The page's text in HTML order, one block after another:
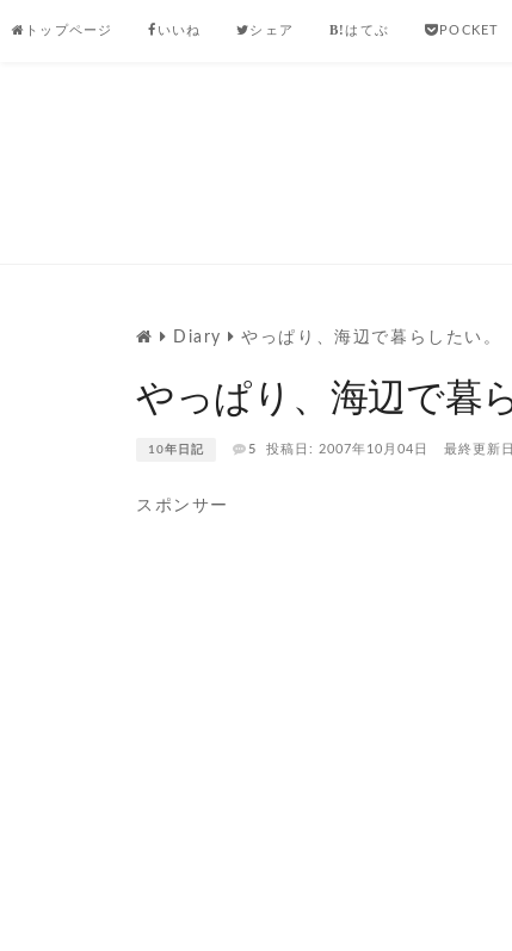
to
トップページ いいね シェア はてぶ POCKET
Diary やっぱり、海辺で暮らしたい。
やっぱり、海辺で暮
10年日記 5 投稿日: 2007年10月04日 最終更新
スポンサー